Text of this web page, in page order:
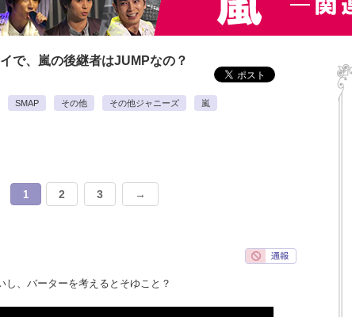
で、嵐の後継者はJUMPなの？
SMAP その他 その他ジャニーズ 嵐
1 2 3 →
し、バーターを考えるとそゆこと？